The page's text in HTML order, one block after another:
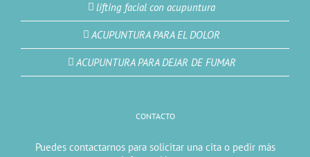
lifting facial con acupuntura
ACUPUNTURA PARA EL DOLOR
ACUPUNTURA PARA DEJAR DE FUMAR
CONTACTO
Puedes contactarnos para solicitar una cita o pedir más